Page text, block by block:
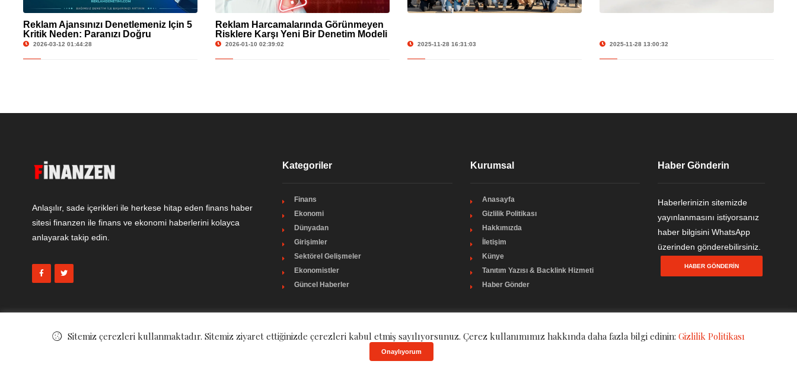
Reklam Ajansınızı Denetlemeniz İçin 5
Kritik Neden: Paranızı Doğru
Harcadığınızdan Emin misiniz?
2026-03-12 01:44:28
Reklam Harcamalarında Görünmeyen
Risklere Karşı Yeni Bir Denetim Modeli
2026-01-10 02:39:02 2025-11-28 16:31:03 2025-11-28 13:00:32
Anlaşılır, sade içerikleri ile herkese hitap eden finans haber
sitesi finanzen ile finans ve ekonomi haberlerini kolayca
anlayarak takip edin.
Kategoriler
Finans
Ekonomi
Dünyadan
Girişimler
Sektörel Gelişmeler
Ekonomistler
Güncel Haberler
Kurumsal
Anasayfa
Gizlilik Politikası
Hakkımızda
İletişim
Künye
Tanıtım Yazısı & Backlink Hizmeti
Haber Gönder
Haber Gönderin
Haberlerinizin sitemizde
yayınlanmasını istiyorsanız
haber bilgisini WhatsApp
üzerinden gönderebilirsiniz.
HABER GÖNDERIN
Sitemiz çerezleri kullanmaktadır. Sitemiz ziyaret ettiğinizde çerezleri kabul etmiş sayılıyorsunuz. Çerez kullanımımız hakkında daha fazla bilgi edinin: Gizlilik Politikası
Onaylıyorum